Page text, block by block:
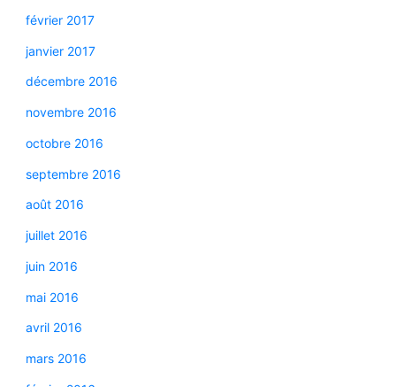
février 2017
janvier 2017
décembre 2016
novembre 2016
octobre 2016
septembre 2016
août 2016
juillet 2016
juin 2016
mai 2016
avril 2016
mars 2016